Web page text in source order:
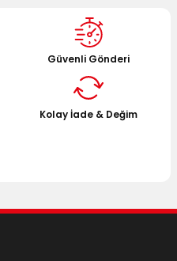
bulunuyor.
pahalı.
olmalı.
Güvenli Gönderi
Kolay İade & Değim